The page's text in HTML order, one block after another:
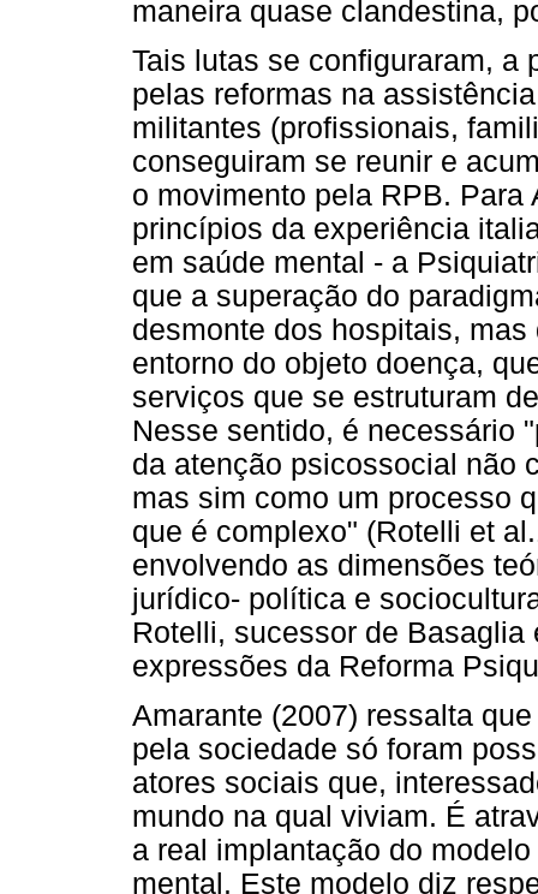
maneira quase clandestina,
Tais lutas se configuraram, a
pelas reformas na
militantes (profissionais,
conseguiram se reunir e
o movimento pela RPB. Para
princípios da experiência
em saúde mental - a
que a superação do
desmonte dos hospitais,
entorno do objeto doença,
serviços que se estruturam
Nesse sentido, é necessário
da atenção psicossocial não
mas sim como um processo
que é complexo" (Rotelli et
envolvendo as dimensões
jurídico- política e
Rotelli, sucessor de
expressões da Reforma
Amarante (2007) ressalta
pela sociedade só foram
atores sociais que,
mundo na qual viviam. É
a real implantação do
mental. Este modelo diz